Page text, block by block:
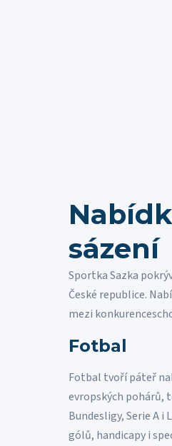
sázení
Sportka Sazka
České republice.
mezi
Fotbal
Fotbal tvoří páteř
evropských pohárů,
Bundesligy, Serie A i
gólů, handicapy i